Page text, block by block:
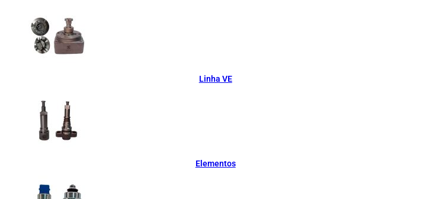
Linha VE
Elementos